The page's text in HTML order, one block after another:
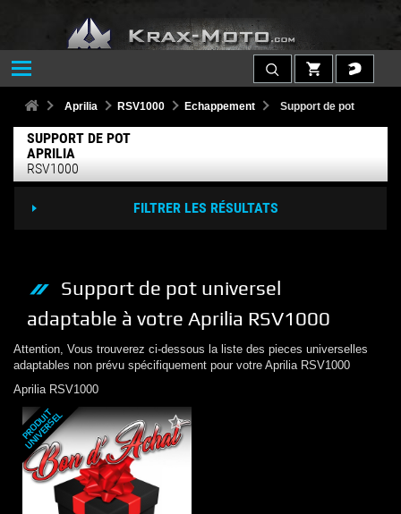
Aprilia RSV1000 Echappement Support de pot
SUPPORT DE POT
APRILIA
RSV1000
FILTRER LES RÉSULTATS
Support de pot universel
adaptable à votre Aprilia RSV1000
Attention, Vous trouverez ci-dessous la liste des pieces universelles
adaptables non prévu spécifiquement pour votre Aprilia RSV1000
Aprilia RSV1000
P
R
O
D
U
I
T
U
N
I
V
E
R
S
E
L